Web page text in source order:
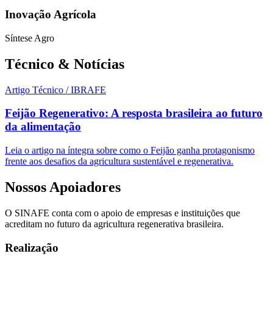
Inovação Agrícola
Síntese Agro
Técnico & Notícias
Artigo Técnico / IBRAFE
Feijão Regenerativo: A resposta brasileira ao futuro
da alimentação
Leia o artigo na íntegra sobre como o Feijão ganha protagonismo
frente aos desafios da agricultura sustentável e regenerativa.
Nossos Apoiadores
O SINAFE conta com o apoio de empresas e instituições que
acreditam no futuro da agricultura regenerativa brasileira.
Realização